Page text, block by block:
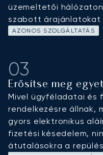
üzemeltetői
szabott árajánlatokat
AZONOS SZOLGÁLTATÁS
03
Erősítse meg
Mivel ügyféladatai és
rendelkezésre állnak,
gyors elektronikus
fizetési késedelem,
átutalásokra a